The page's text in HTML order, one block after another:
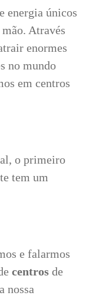
energia únicos
Através
enormes
no mundo
em centros
o primeiro
tem um
e falarmos
centros de
nossa